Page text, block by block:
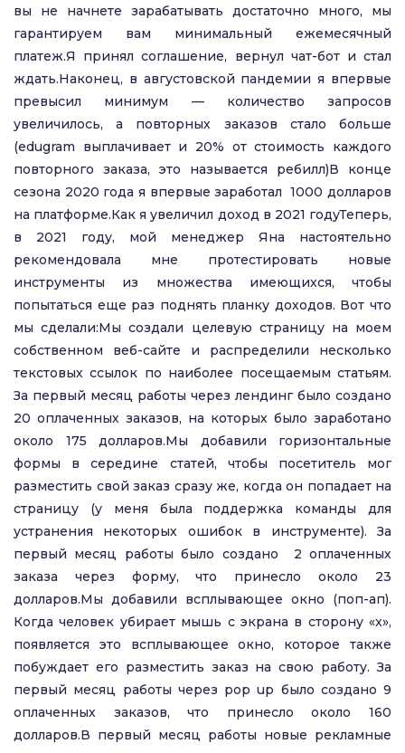
вы не начнете зарабатывать достаточно много, мы
гарантируем вам минимальный ежемесячный
платеж.Я принял соглашение, вернул чат-бот и стал
ждать.Наконец, в августовской пандемии я впервые
превысил минимум — количество запросов
увеличилось, а повторных заказов стало больше
(edugram выплачивает и 20% от стоимость каждого
повторного заказа, это называется ребилл)В конце
сезона 2020 года я впервые заработал 1000 долларов
на платформе.Как я увеличил доход в 2021 годуТеперь,
в 2021 году, мой менеджер Яна настоятельно
рекомендовала мне протестировать новые
инструменты из множества имеющихся, чтобы
попытаться еще раз поднять планку доходов. Вот что
мы сделали:Мы создали целевую страницу на моем
собственном веб-сайте и распределили несколько
текстовых ссылок по наиболее посещаемым статьям.
За первый месяц работы через лендинг было создано
20 оплаченных заказов, на которых было заработано
около 175 долларов.Мы добавили горизонтальные
формы в середине статей, чтобы посетитель мог
разместить свой заказ сразу же, когда он попадает на
страницу (у меня была поддержка команды для
устранения некоторых ошибок в инструменте). За
первый месяц работы было создано 2 оплаченных
заказа через форму, что принесло около 23
долларов.Мы добавили всплывающее окно (поп-ап).
Когда человек убирает мышь с экрана в сторону «x»,
появляется это всплывающее окно, которое также
побуждает его разместить заказ на свою работу. За
первый месяц работы через pop up было создано 9
оплаченных заказов, что принесло около 160
долларов.В первый месяц работы новые рекламные